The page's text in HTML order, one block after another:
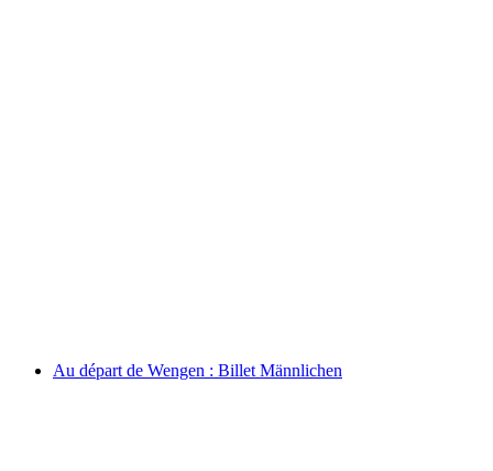
Au départ de Wengen : Billet Männlichen